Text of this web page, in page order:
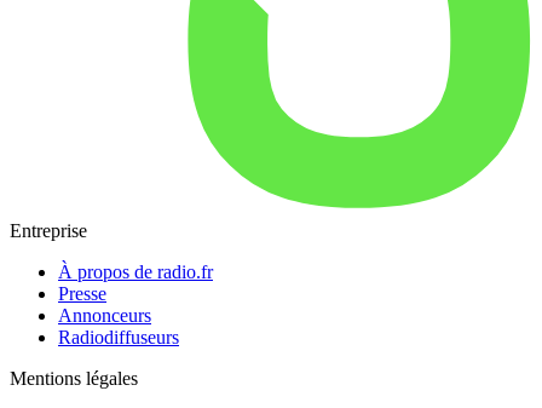
Entreprise
À propos de radio.fr
Presse
Annonceurs
Radiodiffuseurs
Mentions légales